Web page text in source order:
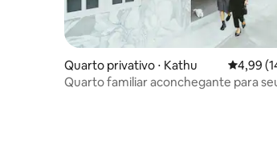
Quarto privativo ⋅ Kathu 4,99 de
4,99
Quarto familiar aconchegante para